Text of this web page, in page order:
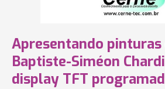
Apresentando pinturas
Baptiste-Siméon
display TFT